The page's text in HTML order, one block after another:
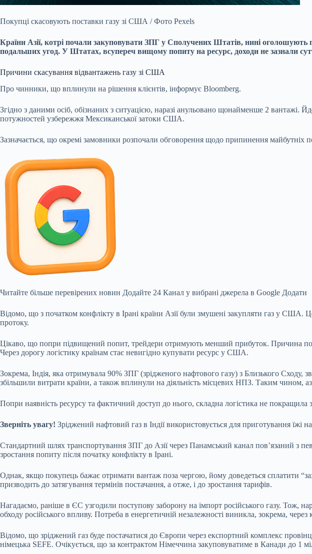
Покупці скасовують поставки газу зі США / Фото Pexels
Країни Азії, котрі почали закуповувати ЗПГ у Сполучених Штатів, нині оголошують
подальших угод. У Штатах, всупереч вищому попиту на ресурс, доходи не зазнали
Причини скасування відвантажень газу зі США
Про чинники, що вплинули на рішення клієнтів, інформує Bloomberg.
Згідно з даними осіб, обізнаних з ситуацією, наразі анульовано щонайменше 2 вантажі.
потужностей узбережжя Мексиканської затоки США.
Зазначається, що окремі замовники розпочали обговорення щодо припинення майбутніх
Читайте більше перевірених новин Додайте 24 Канал у вибрані джерела в Google Додати
Відомо, що з початком конфлікту в Ірані країни Азії були змушені закупляти газ у
протоку.
Цікаво, що попри підвищений попит, трейдери отримують менший прибуток. Причина
Через дорогу логістику країнам стає невигідно купувати ресурс у США.
Зокрема, Індія, яка отримувала 90% ЗПГ (зрідженого нафтового газу) з Близького
збільшили витрати країни, а також вплинули на діяльність місцевих НПЗ. Таким чином,
Попри наявність ресурсу та фактичний доступ до нього, складна логістика не покращила
Зверніть увагу! Зріджений нафтовий газ в Індії використовується для приготування
Стандартний шлях транспортування ЗПГ до Азії через Панамський канал пов’язаний з
зростання попиту після початку конфлікту в Ірані.
Однак, якщо покупець бажає отримати вантаж поза чергою, йому доведеться сплатити
призводить до затягування термінів постачання, а отже, і до зростання тарифів.
Нагадаємо, раніше в ЄС узгодили поступову заборону на імпорт російського газу. Тож,
обходу російського впливу. Потреба в енергетичній незалежності виникла, зокрема, через
Відомо, що зріджений газ буде постачатися до Європи через експортний комплекс
німецька SEFE. Очікується, що за контрактом Німеччина закуповуватиме в Канади до 1